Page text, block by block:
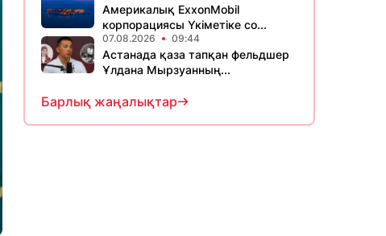
Америкалық ExxonMobil
корпорациясы Үкіметіке со...
07.08.2026 09:44
Астанада қаза тапқан фельдшер
Ұлдана Мырзуанның...
Барлық жаңалықтар